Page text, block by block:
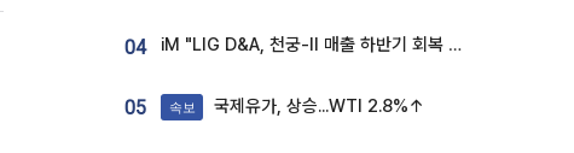
04 iM "LIG D&A, 천궁-II 매출 하반기 회복 전망…방산 톱픽 유지"
05 속보 국제유가, 상승...WTI 2.8%↑